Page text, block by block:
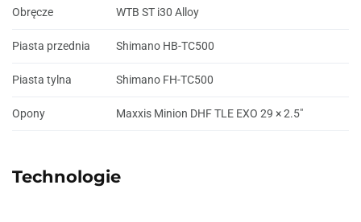
Obręcze WTB ST i30 Alloy
Piasta przednia Shimano HB-TC500
Piasta tylna Shimano FH-TC500
Opony Maxxis Minion DHF TLE EXO 29 × 2.5"
Technologie